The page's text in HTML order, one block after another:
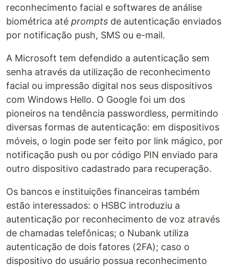
reconhecimento facial e softwares de análise
biométrica até prompts de autenticação enviados
por notificação push, SMS ou e-mail.
A Microsoft tem defendido a autenticação sem
senha através da utilização de reconhecimento
facial ou impressão digital nos seus dispositivos
com Windows Hello. O Google foi um dos
pioneiros na tendência passwordless, permitindo
diversas formas de autenticação: em dispositivos
móveis, o login pode ser feito por link mágico, por
notificação push ou por código PIN enviado para
outro dispositivo cadastrado para recuperação.
Os bancos e instituições financeiras também
estão interessados: o HSBC introduziu a
autenticação por reconhecimento de voz através
de chamadas telefônicas; o Nubank utiliza
autenticação de dois fatores (2FA); caso o
dispositivo do usuário possua reconhecimento